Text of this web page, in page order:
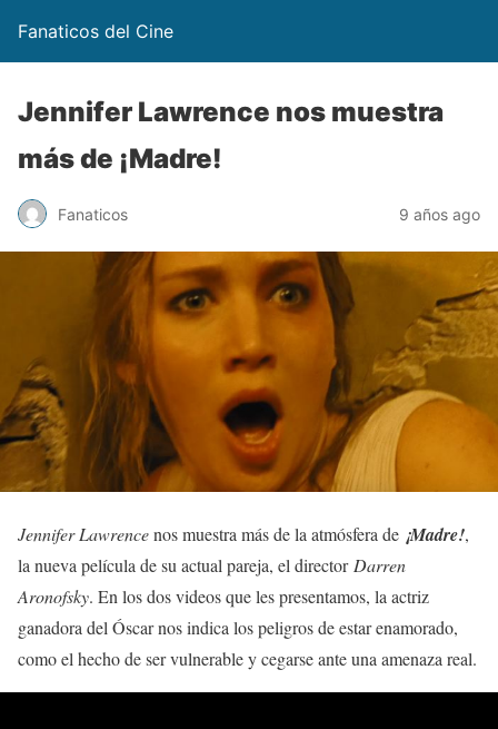
Fanaticos del Cine
Jennifer Lawrence nos muestra
más de ¡Madre!
Fanaticos 9 años ago
Jennifer Lawrencenos muestra más de la atmósfera de ¡Madre!,
la nueva película de su actual pareja, el directorDarren
Aronofsky. En los dos videos que les presentamos, la actriz
ganadora del Óscar nos indica los peligros de estar enamorado,
como el hecho de ser vulnerable y cegarse ante una amenaza real.